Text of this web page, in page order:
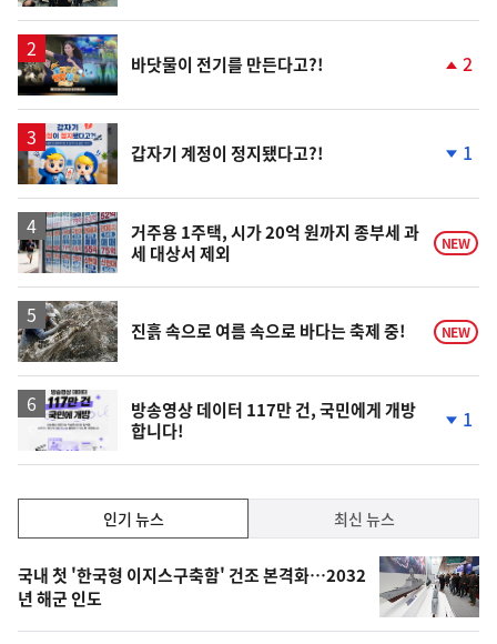
일
영
상
바닷물이 전기를 만든다고?! 2
갑자기 계정이 정지됐다고?!
락
1
거주용 1주택, 시가 20억 원까지 종부세 과
세 대상서 제외
NEW
진흙 속으로 여름 속으로 바다는 축제 중! NEW
방송영상 데이터 117만 건, 국민에게 개방
합니다!
락
1
기,
최
신,
인기 뉴스 최신 뉴스
기
뉴
스
국내 첫 '한국형 이지스구축함' 건조 본격화…2032
년 해군 인도